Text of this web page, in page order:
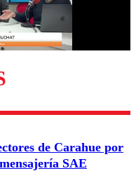
Enviar comentario
de Carahue por
SAE